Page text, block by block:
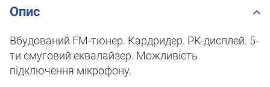
Опис
Вбудований FM-тюнер. Кардридер. РК-дисплей. 5-
ти смуговий еквалайзер. Можливість
підключення мікрофону.